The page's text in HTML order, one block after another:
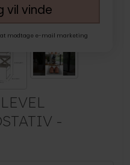
-
vil vinde
modtage e-mail marketing